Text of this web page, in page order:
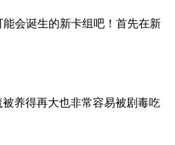
会诞生的新卡组吧！首先在新
养得再大也非常容易被剧毒吃